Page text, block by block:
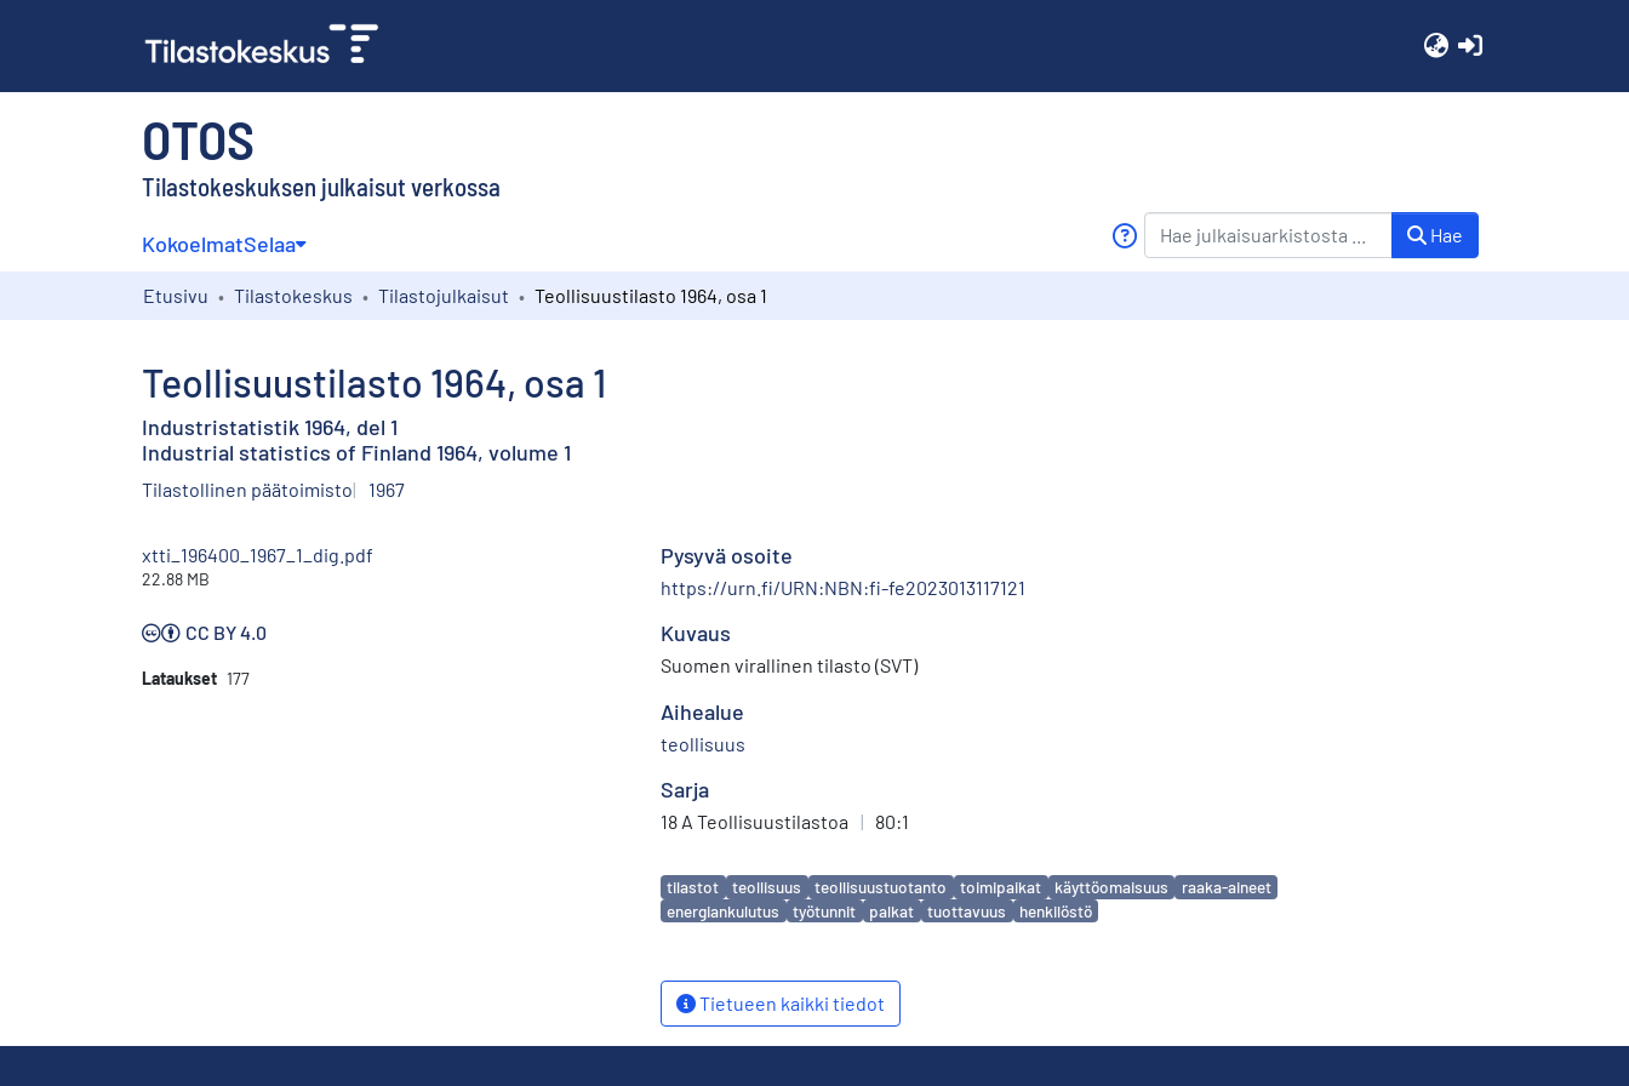
OTOS
Tilastokeskuksen julkaisut verkossa
KokoelmatSelaa Hae
Etusivu Tilastokeskus Tilastojulkaisut Teollisuustilasto 1964, osa 1
Teollisuustilasto 1964, osa 1
Industristatistik 1964, del 1
Industrial statistics of Finland 1964, volume 1
Tilastollinen päätoimisto 1967
xtti_196400_1967_1_dig.pdf
22.88 MB
CC BY 4.0
Lataukset 177
Pysyvä osoite
https://urn.fi/URN:NBN:fi-fe2023013117121
Kuvaus
Suomen virallinen tilasto (SVT)
Aihealue
teollisuus
Sarja
18 A Teollisuustilastoa | 80:1
Avainsanat
tilastot teollisuus teollisuustuotanto toimipaikat käyttöomaisuus
raaka-aineet
energiankulutus
työtunnit palkat tuottavuus henkilöstö
Tietueen kaikki tiedot